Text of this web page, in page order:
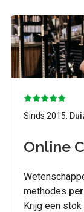
Sinds 2015.
Online
methodes
Krijg een